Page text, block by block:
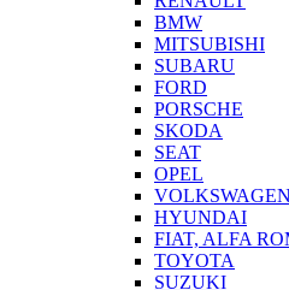
BMW
MITSUBISHI
SUBARU
FORD
PORSCHE
SKODA
SEAT
OPEL
VOLKSWAGEN
HYUNDAI
FIAT, ALFA
TOYOTA
SUZUKI